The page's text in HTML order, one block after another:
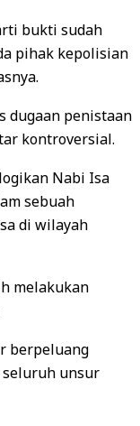
bukti sudah
pihak kepolisian
dugaan penistaan
kontroversial.
Nabi Isa
sebuah
di wilayah
melakukan
berpeluang
unsur